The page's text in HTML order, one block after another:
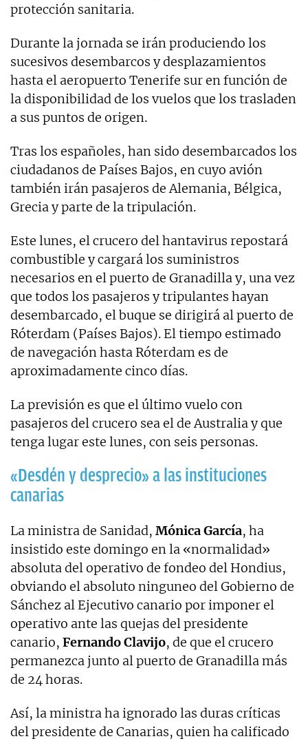
protección sanitaria.
Durante la jornada se irán produciendo los
sucesivos desembarcos y desplazamientos
hasta el aeropuerto Tenerife sur en función de
la disponibilidad de los vuelos que los trasladen
a sus puntos de origen.
Tras los españoles, han sido desembarcados los
ciudadanos de Países Bajos, en cuyo avión
también irán pasajeros de Alemania, Bélgica,
Grecia y parte de la tripulación.
Este lunes, el crucero del hantavirus repostará
combustible y cargará los suministros
necesarios en el puerto de Granadilla y, una vez
que todos los pasajeros y tripulantes hayan
desembarcado, el buque se dirigirá al puerto de
Róterdam (Países Bajos). El tiempo estimado
de navegación hasta Róterdam es de
aproximadamente cinco días.
La previsión es que el último vuelo con
pasajeros del crucero sea el de Australia y que
tenga lugar este lunes, con seis personas.
«Desdén y desprecio» a las instituciones
canarias
La ministra de Sanidad, Mónica García, ha
insistido este domingo en la «normalidad»
absoluta del operativo de fondeo del Hondius,
obviando el absoluto ninguneo del Gobierno de
Sánchez al Ejecutivo canario por imponer el
operativo ante las quejas del presidente
canario, Fernando Clavijo, de que el crucero
permanezca junto al puerto de Granadilla más
de 24 horas.
Así, la ministra ha ignorado las duras críticas
del presidente de Canarias, quien ha calificado